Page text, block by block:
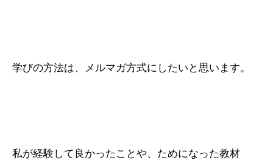
学びの方法は、メルマガ方式にしたいと思います。
私が経験して良かったことや、ためになった教材